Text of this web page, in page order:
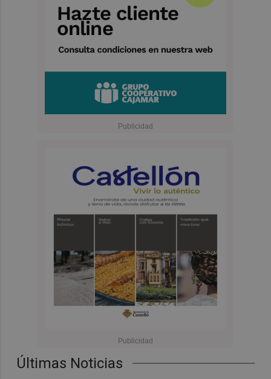
Últimas Noticias